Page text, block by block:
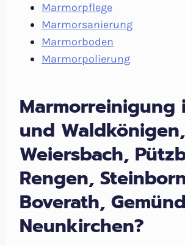
Marmorpflege
Marmorsanierung
Marmorboden
Marmorpolierung
Marmorreinigung
und Waldkönigen,
Weiersbach,
Rengen,
Boverath,
Neunkirchen?